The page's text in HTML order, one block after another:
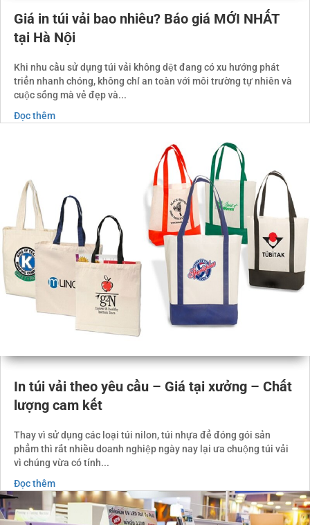
Giá in túi vải bao nhiêu? Báo giá MỚI NHẤT
tại Hà Nội
Khi nhu cầu sử dụng túi vải không dệt đang có xu hướng phát
triển nhanh chóng, không chỉ an toàn với môi trường tự nhiên và
cuộc sống mà vẻ đẹp và...
Đọc thêm
In túi vải theo yêu cầu – Giá tại xưởng – Chất
lượng cam kết
Thay vì sử dụng các loại túi nilon, túi nhựa để đóng gói sản
phẩm thì rất nhiều doanh nghiệp ngày nay lại ưa chuộng túi vải
vì chúng vừa có tính...
Đọc thêm